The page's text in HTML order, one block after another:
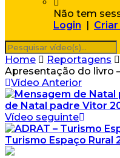
Não tem
Login
Home Reportagens
Apresentação do livro
Vídeo Anterior
de Natal padre Vitor
Vídeo seguinte
Turismo Espaço Rural